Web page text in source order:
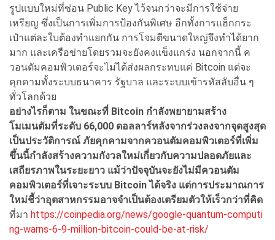
รูปแบบใหม่ที่ซ่อน Public Key ไว้จนกว่าจะมีการใช้จ่าย
เหรียญ ซึ่งเป็นการเพิ่มการป้องกันพิเศษ อีกทั้งการแฮ็กกระ
เป๋าแต่ละใบต้องทำแยกกัน การโจมตีขนาดใหญ่จึงทำได้ยาก
มาก และเครือข่ายโดยรวมจะยังคงแข็งแกร่ง นอกจากนี้ ค
วอนตัมคอมพิวเตอร์จะไม่ได้ส่งผลกระทบแค่ Bitcoin แต่จะ
คุกคามทั้งระบบธนาคาร รัฐบาล และระบบเข้ารหัสลับอื่น ๆ
ทั่วโลกด้วย
อย่างไรก็ตาม ในขณะที่ Bitcoin กำลังพยายามสร้าง
โมเมนตัมที่ระดับ 66,000 ดอลลาร์หลังจากร่วงลงจากจุดสูงสุด
เป็นประวัติการณ์ ภัยคุกคามจากควอนตัมคอมพิวเตอร์ที่เพิ่ม
ขึ้นนี้กำลังสร้างความกังวลใหม่เกี่ยวกับความปลอดภัยและ
เสถียรภาพในระยะยาว แม้ว่าปัจจุบันจะยังไม่มีควอนตัม
คอมพิวเตอร์ที่เจาะระบบ Bitcoinได้จริง แต่การประมาณการ
ใหม่ชี้ว่าอุตสาหกรรมอาจจำเป็นต้องเตรียมตัวให้เร็วกว่าที่คิด
ที่มา https://coinpedia.org/news/google-quantum-computi
ng-warns-6-9-million-bitcoin-could-be-at-risk/